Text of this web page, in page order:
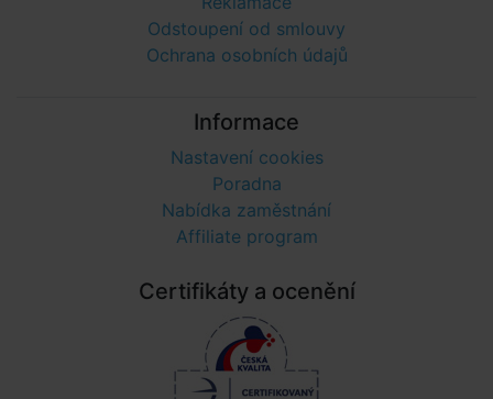
Odstoupení od smlouvy
Ochrana osobních údajů
Informace
Nastavení cookies
Poradna
Nabídka zaměstnání
Affiliate program
Certifikáty a ocenění